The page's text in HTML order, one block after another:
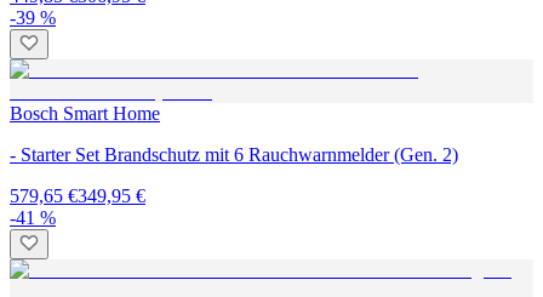
-39 %
Bosch Smart Home
- Starter Set Brandschutz mit 6 Rauchwarnmelder (Gen. 2)
579,65 €349,95 €
-41 %